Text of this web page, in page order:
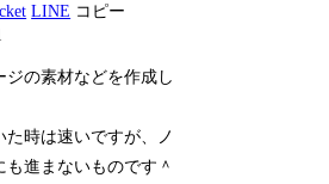
LINE コピー
ジの素材などを作成し
た時は速いですが、ノ
進まないものです＾